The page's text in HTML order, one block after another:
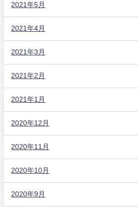
2021年5月
2021年4月
2021年3月
2021年2月
2021年1月
2020年12月
2020年11月
2020年10月
2020年9月